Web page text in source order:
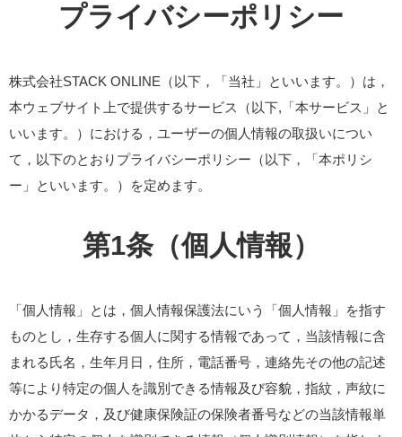
プライバシーポリシー
株式会社STACK ONLINE（以下，「当社」といいます。）は，
本ウェブサイト上で提供するサービス（以下,「本サービス」と
いいます。）における，ユーザーの個人情報の取扱いについ
て，以下のとおりプライバシーポリシー（以下，「本ポリシ
ー」といいます。）を定めます。
第1条（個人情報）
「個人情報」とは，個人情報保護法にいう「個人情報」を指す
ものとし，生存する個人に関する情報であって，当該情報に含
まれる氏名，生年月日，住所，電話番号，連絡先その他の記述
等により特定の個人を識別できる情報及び容貌，指紋，声紋に
かかるデータ，及び健康保険証の保険者番号などの当該情報単